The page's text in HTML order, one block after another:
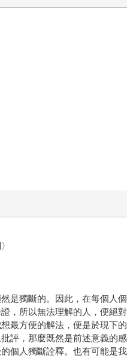
獨斷的。因此，在每個人
，所以無法理解的人，便
最方便的解法，便是於現
評，那麼既然是前述意義
個人獨斷詮釋。也有可能